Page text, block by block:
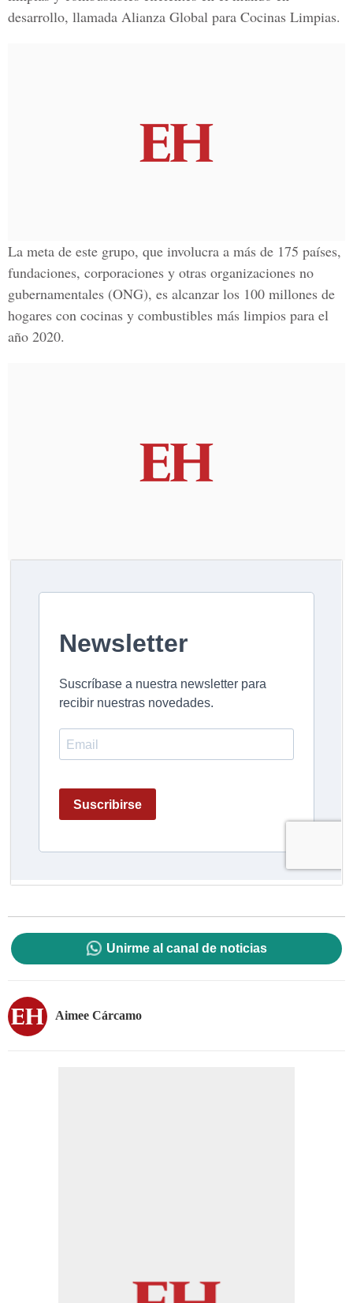
desarrollo, llamada Alianza Global para Cocinas Limpias.
La meta de este grupo, que involucra a más de 175 países,
fundaciones, corporaciones y otras organizaciones no
gubernamentales (ONG), es alcanzar los 100 millones de
hogares con cocinas y combustibles más limpios para el
año 2020.
Unirme al canal de noticias
Aimee Cárcamo